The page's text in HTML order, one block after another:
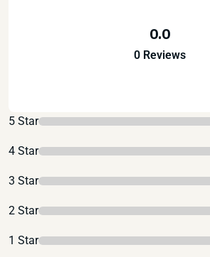
0.0
0 Reviews
5 Star
4 Star
3 Star
2 Star
1 Star